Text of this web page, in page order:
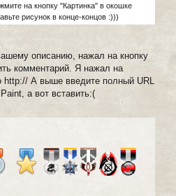
на кнопку "Картинка" в окошке
рисунок в конце-концов :)))
описанию, нажал на кнопку
комментарий. Я нажал на
http:// А выше введите полный URL
а вот вставить:(